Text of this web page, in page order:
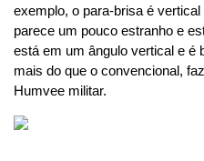
exemplo, o para-brisa é
parece um pouco estranho e
está em um ângulo vertical e é
mais do que o convencional,
Humvee militar.